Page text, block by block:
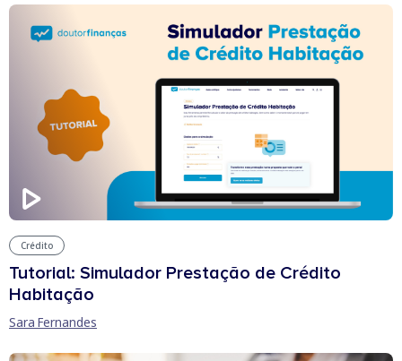
Crédito
Tutorial: Simulador Prestação de Crédito
Habitação
Sara Fernandes